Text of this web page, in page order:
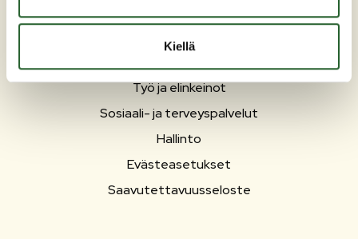
Kiellä
Työ ja elinkeinot
Sosiaali- ja terveyspalvelut
Hallinto
Evästeasetukset
Saavutettavuusseloste